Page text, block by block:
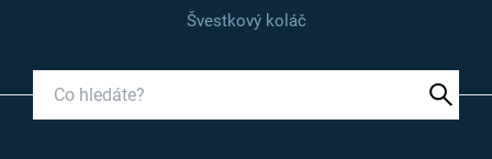
Švestkový koláč